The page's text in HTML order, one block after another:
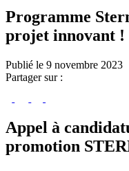
Programme
projet innovant !
Publié le 9 novembre 2023
Partager sur :
Appel à
promotion